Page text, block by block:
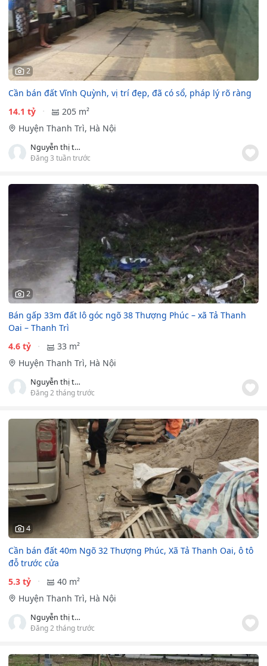
2
Cần bán đất Vĩnh Quỳnh, vị trí đẹp, đã có sổ, pháp lý rõ ràng
14.1 tỷ
205 m²
Huyện Thanh Trì, Hà Nội
Nguyễn thị thảo
Đăng 3 tuần trước
2
Bán gấp 33m đất lô góc ngõ 38 Thượng Phúc – xã Tả Thanh
Oai – Thanh Trì
4.6 tỷ
33 m²
Huyện Thanh Trì, Hà Nội
Nguyễn thị thảo
Đăng 2 tháng trước
4
Cần bán đất 40m Ngõ 32 Thượng Phúc, Xã Tả Thanh Oai, ô tô
đỗ trước cửa
5.3 tỷ
40 m²
Huyện Thanh Trì, Hà Nội
Nguyễn thị thảo
Đăng 2 tháng trước